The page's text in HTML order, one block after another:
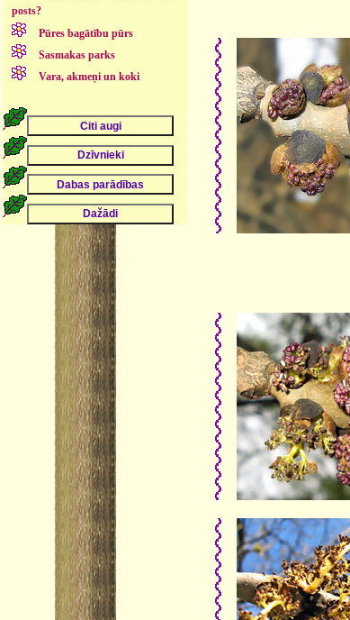
posts?
Pūres bagātību pūrs
Sasmakas parks
Vara, akmeņi un koki